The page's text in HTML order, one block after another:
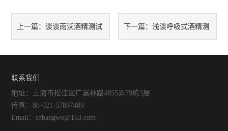
上一篇：谈谈雨沃酒精测试 下一篇： 浅谈呼吸式酒精测
联系我们
地址：上海市松江区广富林路4855弄79栋3层
传真：86-021-57897489
Email：shbangwo@163.com